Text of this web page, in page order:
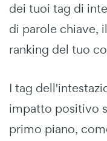
dei tuoi tag di
di parole chiave,
ranking del tuo
I tag
impatto positivo
primo piano,